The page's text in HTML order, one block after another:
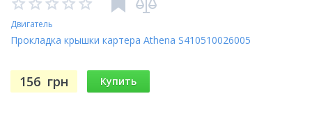
Двигатель
Прокладка крышки картера Athena S410510026005
156 грн Купить